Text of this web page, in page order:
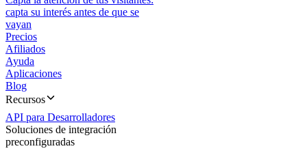
capta su interés antes de que se
vayan
Precios
Afiliados
Ayuda
Aplicaciones
Blog
Recursos
API para Desarrolladores
Soluciones de integración
preconfiguradas